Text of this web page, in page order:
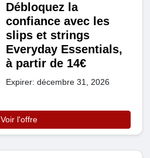
Débloquez la
confiance avec les
slips et strings
Everyday Essentials,
à partir de 14€
Expirer: décembre 31, 2026
Voir l'offre